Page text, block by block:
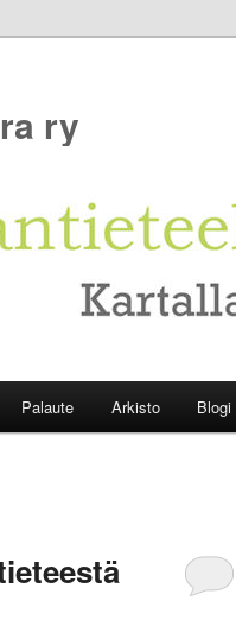
ry
Palaute Arkisto Blogi